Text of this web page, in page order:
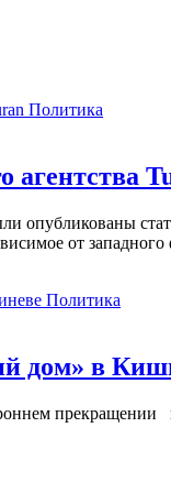
Политика
агентства
опубликованы
от
Политика
дом» в
прекращении